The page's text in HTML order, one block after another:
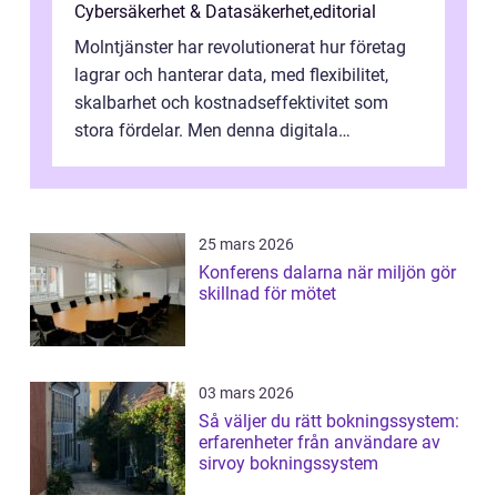
Cybersäkerhet & Datasäkerhet,editorial
Molntjänster har revolutionerat hur företag
lagrar och hanterar data, med flexibilitet,
skalbarhet och kostnadseffektivitet som
stora fördelar. Men denna digitala
25 mars 2026
Konferens dalarna när miljön gör
skillnad för mötet
03 mars 2026
Så väljer du rätt bokningssystem:
erfarenheter från användare av
sirvoy bokningssystem